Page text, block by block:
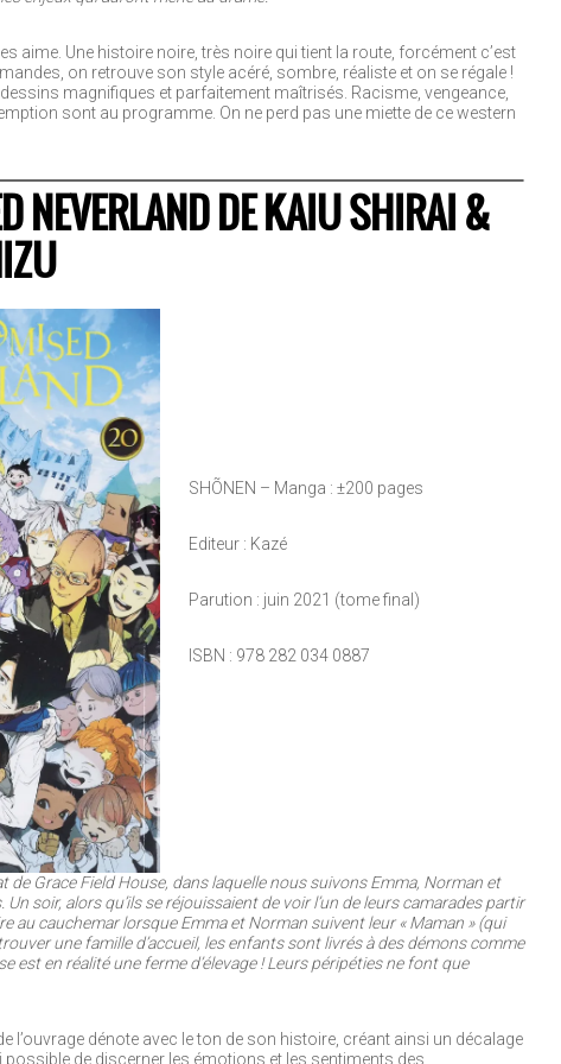
aime. Une histoire noire, très noire qui tient la route, forcément c’est
on retrouve son style acéré, sombre, réaliste et on se régale !
magnifiques et parfaitement maîtrisés. Racisme, vengeance,
sont au programme. On ne perd pas une miette de ce western
NEVERLAND DE KAIU SHIRAI &
SHÕNEN – Manga : ±200 pages
Editeur : Kazé
Parution : juin 2021 (tome final)
ISBN : 978 282 034 0887
de Grace Field House, dans laquelle nous suivons Emma, Norman et
soir, alors qu’ils se réjouissaient de voir l’un de leurs camarades partir
au cauchemar lorsque Emma et Norman suivent leur « Maman » (qui
une famille d’accueil, les enfants sont livrés à des démons comme
est en réalité une ferme d’élevage ! Leurs péripéties ne font que
l’ouvrage dénote avec le ton de son histoire, créant ainsi un décalage
possible de discerner les émotions et les sentiments des